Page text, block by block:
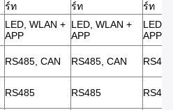
ร์ท
ร์ท
ร์ท
LED, WLAN +
APP
LED, WLAN +
APP
LED,
APP
RS485, CAN RS485, CAN
RS485 RS485 RS485